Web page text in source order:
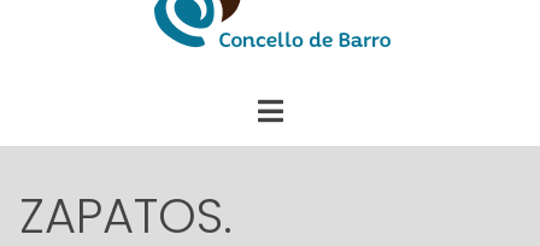
ZAPATOS.